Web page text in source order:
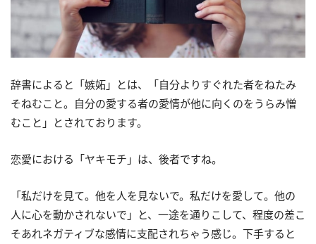
辞書によると「嫉妬」とは、「自分よりすぐれた者をねたみ
そねむこと。自分の愛する者の愛情が他に向くのをうらみ憎
むこと」とされております。
恋愛における「ヤキモチ」は、後者ですね。
「私だけを見て。他を人を見ないで。私だけを愛して。他の
人に心を動かされないで」と、一途を通りこして、程度の差こ
そあれネガティブな感情に支配されちゃう感じ。下手すると